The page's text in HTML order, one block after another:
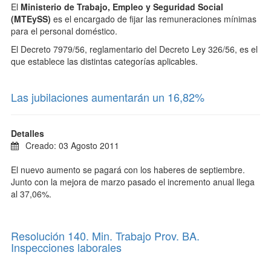
El Ministerio de Trabajo, Empleo y Seguridad Social
(MTEySS) es el encargado de fijar las remuneraciones mínimas
para el personal doméstico.
El Decreto 7979/56, reglamentario del Decreto Ley 326/56, es el
que establece las distintas categorías aplicables.
Las jubilaciones aumentarán un 16,82%
Detalles
Creado: 03 Agosto 2011
El nuevo aumento se pagará con los haberes de septiembre.
Junto con la mejora de marzo pasado el incremento anual llega
al 37,06%.
Resolución 140. Min. Trabajo Prov. BA.
Inspecciones laborales